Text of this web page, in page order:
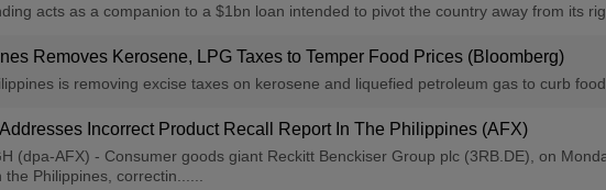
acts as a companion to a $1bn loan intended to pivot the country away from its
Removes Kerosene, LPG Taxes to Temper Food Prices (Bloomberg)
is removing excise taxes on kerosene and liquefied petroleum gas to curb
Incorrect Product Recall Report In The Philippines (AFX)
(dpa-AFX) - Consumer goods giant Reckitt Benckiser Group plc (3RB.DE), on
the Philippines, correctin......